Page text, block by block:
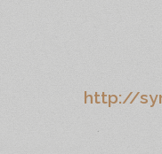
http://